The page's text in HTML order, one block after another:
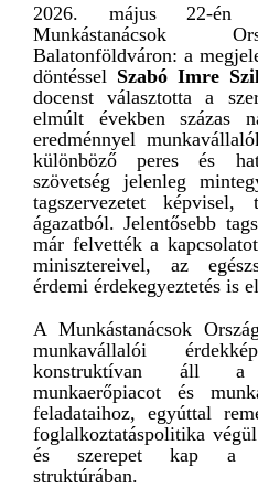
2026. május 22-én
Munkástanácsok
Balatonföldváron: a
döntéssel Szabó Imre
docenst választotta a
elmúlt években százas
eredménnyel
különböző peres és
szövetség jelenleg
tagszervezetet képvisel,
ágazatból. Jelentősebb
már felvették a
minisztereivel, az
érdemi érdekegyeztetés is
A Munkástanácsok
munkavállalói
konstruktívan áll a
munkaerőpiacot és
feladataihoz, egyúttal
foglalkoztatáspolitika
és szerepet kap a
struktúrában.